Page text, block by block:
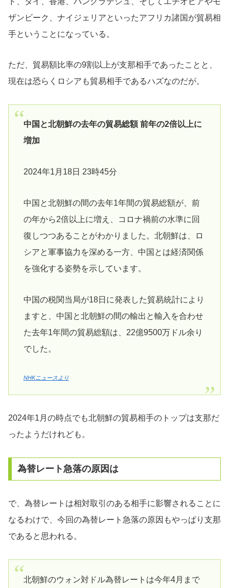
ザンビーク、ナイジェリアといったアフリカ諸国が貿易相
手ということになっている。
ただ、貿易額比率の9割以上が支那相手であったことと、
現在は恐らくロシアも貿易相手であるハズなのだが。
中国と北朝鮮の去年の貿易総額 前年の2倍以上に
増加
2024年1月18日 23時45分
中国と北朝鮮の間の去年1年間の貿易総額が、前
の年から2倍以上に増え、コロナ禍前の水準に回
復しつつあることがわかりました。北朝鮮は、ロ
シアと軍事協力を深める一方、中国とは経済関係
を強化する姿勢を示しています。
中国の税関当局が18日に発表した貿易統計により
ますと、中国と北朝鮮の間の輸出と輸入を合わせ
た去年1年間の貿易総額は、22億9500万ドル余り
でした。
NHKニュースより
2024年1月の時点でも北朝鮮の貿易相手のトップは支那だ
ったようだけれども。
為替レート急落の原因は
で、為替レートは相対取引のある相手に影響されることに
なるわけで、今回の為替レート急落の原因もやっぱり支那
であると思われる。
北朝鮮のウォン対ドル為替レートは今年4月まで